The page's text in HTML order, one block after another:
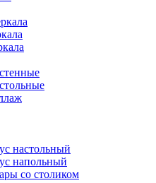
настольный
напольный
со столиком